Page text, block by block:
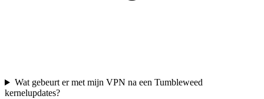
Wat gebeurt er met mijn VPN na een Tumbleweed
kernelupdates?